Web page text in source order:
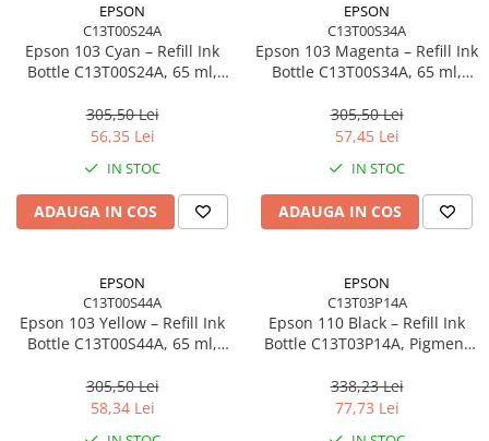
EPSON
C13T00S24A
Epson 103 Cyan – Refill Ink
Bottle C13T00S24A, 65 ml,
305,50 Lei
56,35 Lei
IN STOC
ADAUGA IN COS
EPSON
C13T00S34A
Epson 103 Magenta – Refill Ink
Bottle C13T00S34A, 65 ml,
305,50 Lei
57,45 Lei
IN STOC
ADAUGA IN COS
EPSON
C13T00S44A
Epson 103 Yellow – Refill Ink
Bottle C13T00S44A, 65 ml,
305,50 Lei
58,34 Lei
EPSON
C13T03P14A
Epson 110 Black – Refill Ink
Bottle C13T03P14A, Pigment
338,23 Lei
77,73 Lei